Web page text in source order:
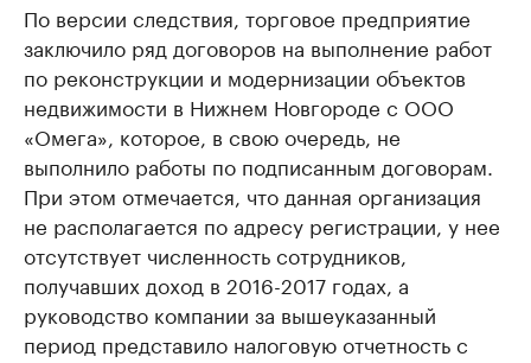
По версии следствия, торговое предприятие
заключило ряд договоров на выполнение работ
по реконструкции и модернизации объектов
недвижимости в Нижнем Новгороде с ООО
«Омега», которое, в свою очередь, не
выполнило работы по подписанным договорам.
При этом отмечается, что данная организация
не располагается по адресу регистрации, у нее
отсутствует численность сотрудников,
получавших доход в 2016-2017 годах, а
руководство компании за вышеуказанный
период представило налоговую отчетность с